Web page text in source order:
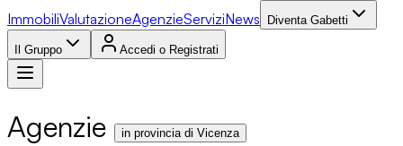
ImmobiliValutazioneAgenzieServiziNews Diventa Gabetti
Il Gruppo Accedi o Registrati
Agenzie in provincia di Vicenza